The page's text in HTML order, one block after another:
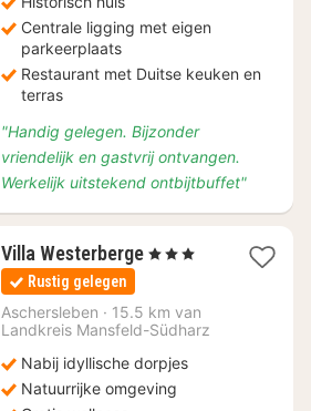
Centrale ligging met eigen
parkeerplaats
Restaurant met Duitse keuken en
terras
"Handig gelegen. Bijzonder
vriendelijk en gastvrij ontvangen.
Werkelijk uitstekend ontbijtbuffet"
Villa Westerberge2
€
159,70
, 3 Sterren
Rustig gelegen
Aschersleben · 15.5 km van
Landkreis Mansfeld-Südharz
Nabij idyllische dorpjes
Natuurrijke omgeving